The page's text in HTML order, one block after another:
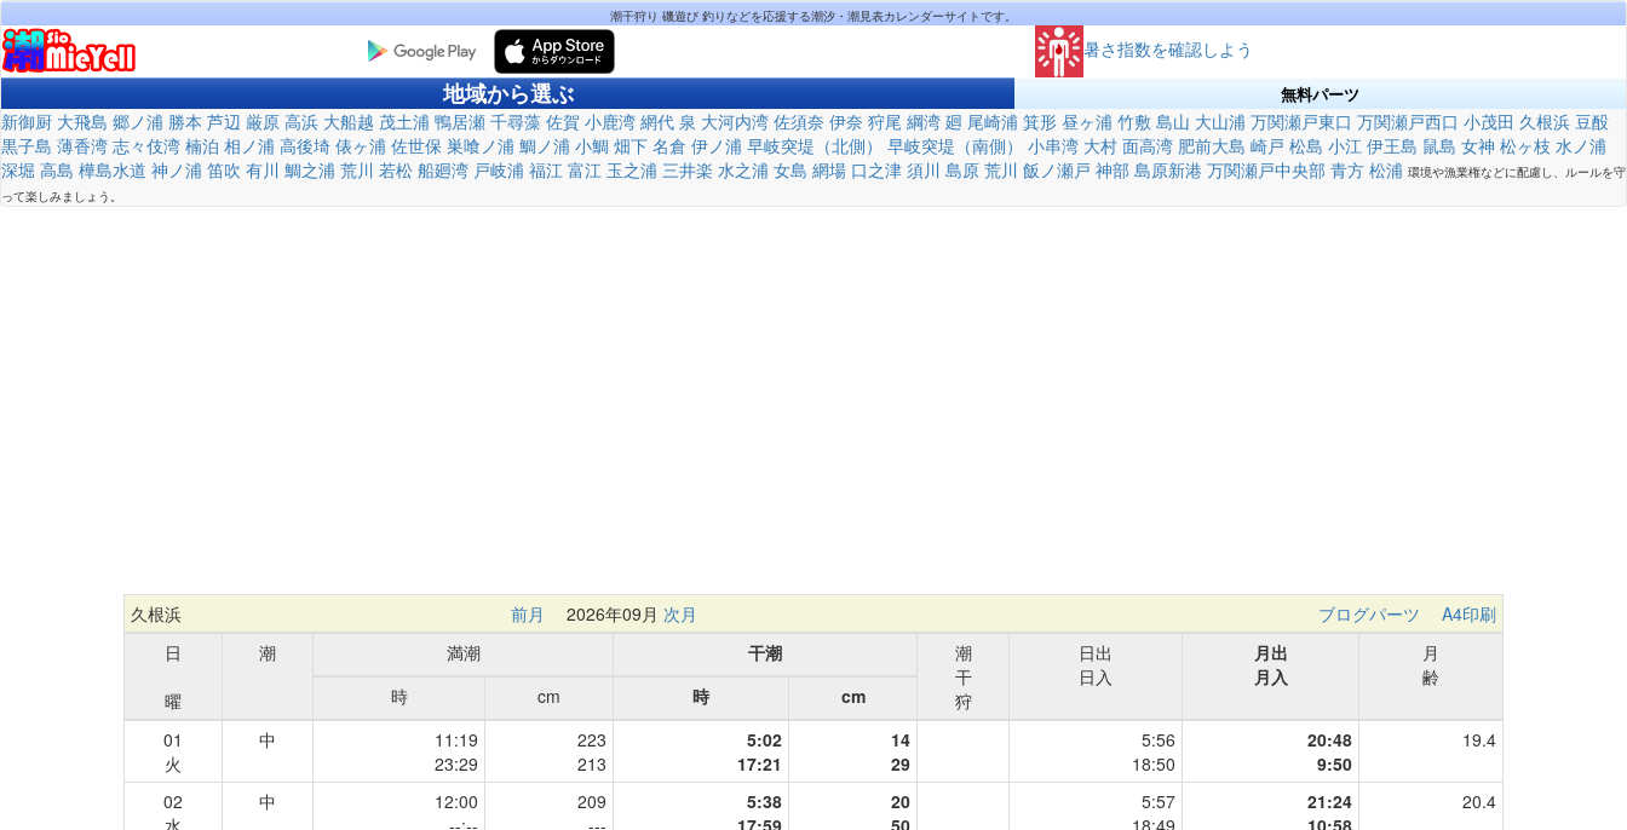
潮干狩り 磯遊び 釣りなどを応援する潮汐・潮見表カレンダーサイトです。
暑さ指数を確認しよう
地域から選ぶ 無料パーツ
新御厨 大飛島 郷ノ浦 勝本 芦辺 厳原 高浜 大船越 茂土浦 鴨居瀬 千尋藻 佐賀 小鹿湾 網代 泉 大河内湾 佐須奈 伊奈 狩尾 綱湾 廻 尾崎浦 箕形 昼ヶ浦 竹敷 島山 大山浦 万関瀬戸東口 万関瀬戸西口 小茂田 久根浜 豆酘
黒子島 薄香湾 志々伎湾 楠泊 相ノ浦 高後埼 俵ヶ浦 佐世保 巣喰ノ浦 鯛ノ浦 小鯛 畑下 名倉 伊ノ浦 早岐突堤（北側） 早岐突堤（南側） 小串湾 大村 面高湾 肥前大島 崎戸 松島 小江 伊王島 鼠島 女神 松ヶ枝 水ノ浦
深堀 高島 樺島水道 神ノ浦 笛吹 有川 鯛之浦 荒川 若松 船廻湾 戸岐浦 福江 富江 玉之浦 三井楽 水之浦 女島 網場 口之津 須川 島原 荒川 飯ノ瀬戸 神部 島原新港 万関瀬戸中央部 青方 松浦 環境や漁業権などに配慮し、ルールを守
って楽しみましょう。
久根浜 前月 2026年09月 次月 ブログパーツ
A4印刷
日
曜
潮 満潮 干潮
潮
干
狩
日出
日入
月出
月入
月
齢
時
cm 時
cm
01
火
中
11:19
23:29
223
213
5:02
17:21
14
29
5:56
18:50
20:48
9:50
19.4
02
水
中
12:00
--:--
209
---
5:38
17:59
20
50
5:57
18:49
21:24
10:58
20.4